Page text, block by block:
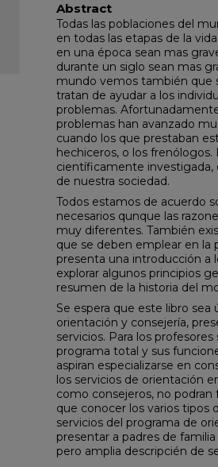
Abstract
Todas las poblaciones del
en todas las etapas de la
en una época sean mas
durante un siglo sean mas
mundo vemos también que
tratan de ayudar a los
problemas.
problemas han avanzado
cuando los que prestaban
hechiceros, o los frenólogos.
científicamente investigada,
de nuestra sociedad.
Todos estamos de acuerdo
necesarios qunque las
muy diferentes. También
que se deben emplear en la
presenta una introducción a
explorar algunos principios
resumen de la historia del
Se espera que este libro
orientación y consejería,
servicios. Para los
programa total y sus
aspiran especializarse en
los servicios de orientación
como consejeros, no
que conocer los varios tipos
servicios del programa de
presentar a padres de
pero amplia descripcién de